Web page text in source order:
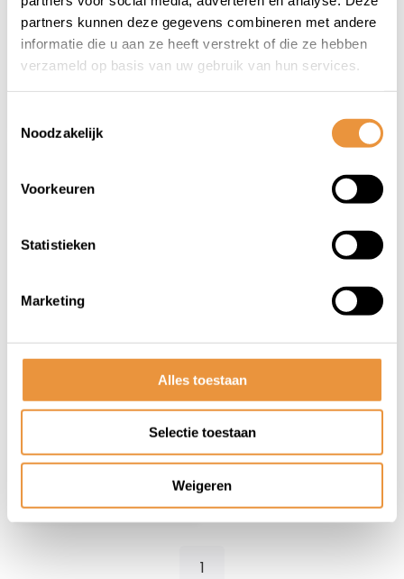
partners kunnen deze gegevens combineren met andere
informatie die u aan ze heeft verstrekt of die ze hebben
verzameld op basis van uw gebruik van hun services.
Noodzakelijk
Voorkeuren
Statistieken
Marketing
Alles toestaan
Selectie toestaan
Weigeren
53,95 53,95
handschoenset
1